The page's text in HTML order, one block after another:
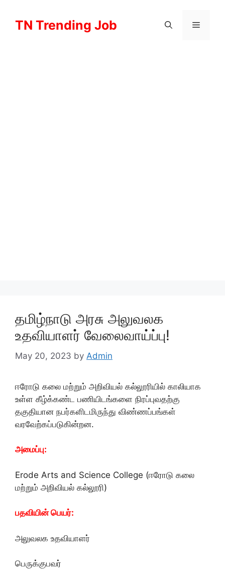
contentTN Trending Job Menu
தமிழ்நாடு அரசு அலுவலக
உதவியாளர் வேலைவாய்ப்பு!
May 20, 2023 by Admin
ஈரோடு கலை மற்றும் அறிவியல் கல்லூரியில் காலியாக
உள்ள கீழ்க்கண்ட பணியிடங்களை நிரப்புவதற்கு
தகுதியான நபர்களிடமிருந்து விண்ணப்பங்கள்
வரவேற்கப்படுகின்றன.
அமைப்பு:
Erode Arts and Science College (ஈரோடு கலை
மற்றும் அறிவியல் கல்லூரி)
பதவியின் பெயர்:
அலுவலக உதவியாளர்
பெருக்குபவர்